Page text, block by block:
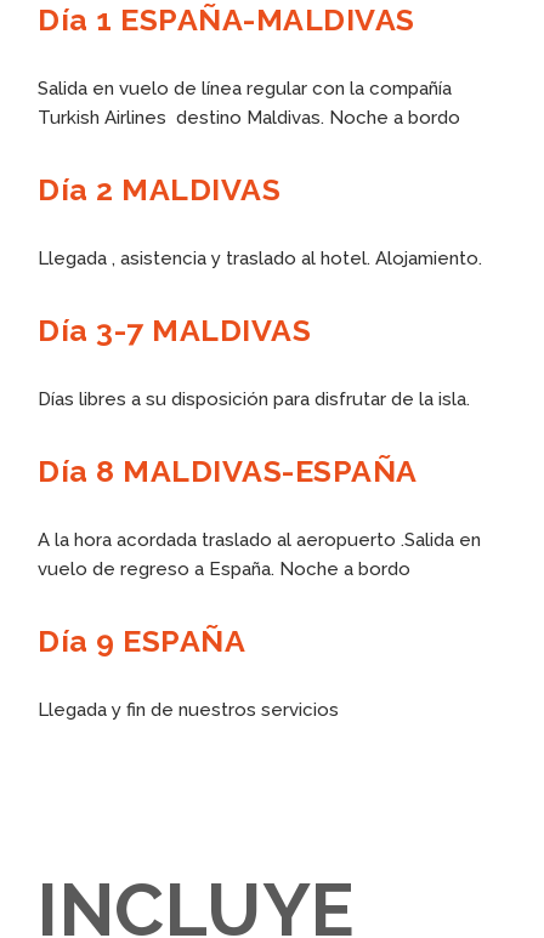
Día 1 ESPAÑA-MALDIVAS
Salida en vuelo de línea regular con la compañía
Turkish Airlines destino Maldivas. Noche a bordo
Día 2 MALDIVAS
Llegada , asistencia y traslado al hotel. Alojamiento.
Día 3-7 MALDIVAS
Días libres a su disposición para disfrutar de la isla.
Día 8 MALDIVAS-ESPAÑA
A la hora acordada traslado al aeropuerto .Salida en
vuelo de regreso a España. Noche a bordo
Día 9 ESPAÑA
Llegada y fin de nuestros servicios
INCLUYE